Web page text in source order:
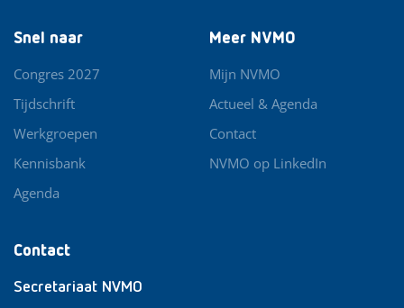
Contact
Secretariaat NVMO
Snel naar
Congres 2027
Tijdschrift
Werkgroepen
Kennisbank
Agenda
Meer NVMO
Mijn NVMO
Actueel & Agenda
Contact
NVMO op LinkedIn